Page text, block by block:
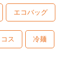
エコバッグ
コス 冷麺